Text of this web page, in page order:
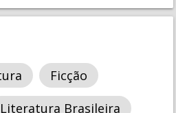
Ficção
Literatura Brasileira